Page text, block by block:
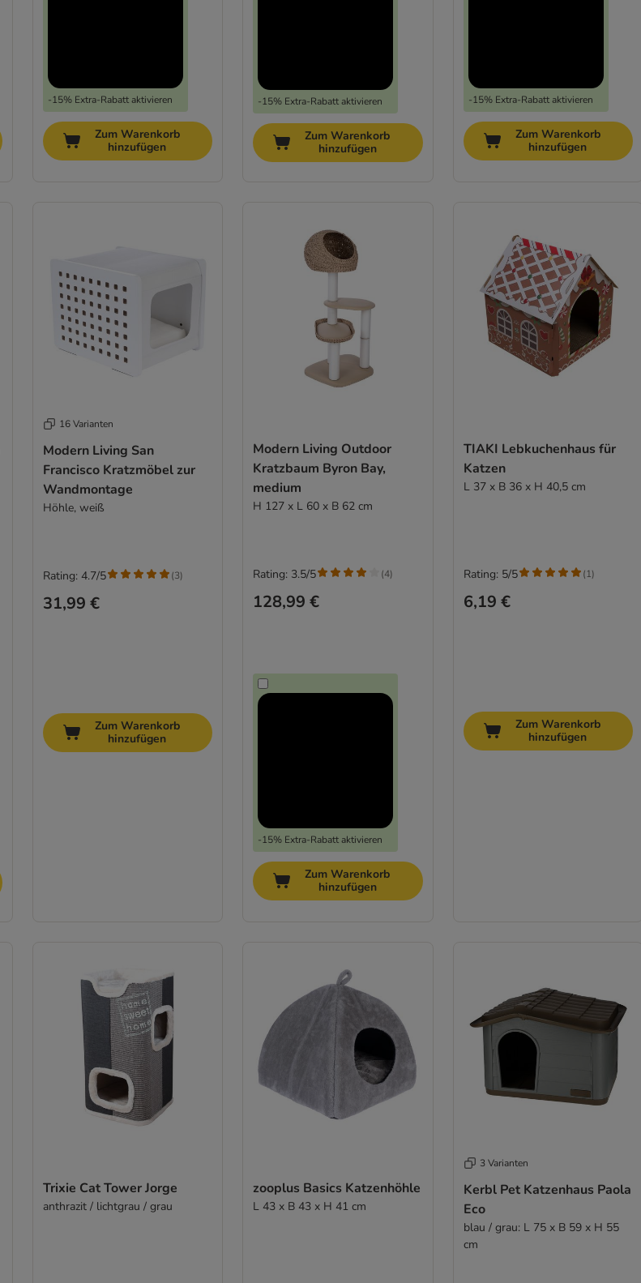
-15% Extra-Rabatt aktivieren
Zum Warenkorb
hinzufügen
-15% Extra-Rabatt aktivieren
Zum Warenkorb
hinzufügen
-15% Extra-Rabatt aktivieren
Zum Warenkorb
hinzufügen
16 Varianten
Modern Living San
Francisco Kratzmöbel zur
Wandmontage
Höhle, weiß
31,99 €
Rating: 4.7/5 (3)
Zum Warenkorb
hinzufügen
Modern Living Outdoor
Kratzbaum Byron Bay,
medium
H 127 x L 60 x B 62 cm
128,99 €
-15% Extra-Rabatt aktivieren
Rating: 3.5/5 (4)
Zum Warenkorb
hinzufügen
TIAKI Lebkuchenhaus für
Katzen
L 37 x B 36 x H 40,5 cm
6,19 €
Rating: 5/5 (1)
Zum Warenkorb
hinzufügen
Trixie Cat Tower Jorge
anthrazit / lichtgrau / grau
zooplus Basics Katzenhöhle
L 43 x B 43 x H 41 cm
3 Varianten
Kerbl Pet Katzenhaus Paola
Eco
blau / grau: L 75 x B 59 x H 55
cm